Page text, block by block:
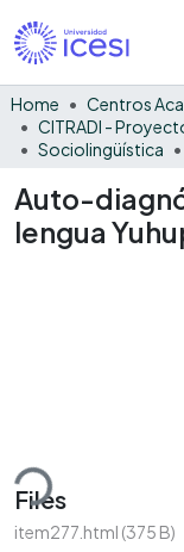
Home Centros
CITRADI -
Sociolingüística
Auto-
lengua
Files
item277.html (375 B)